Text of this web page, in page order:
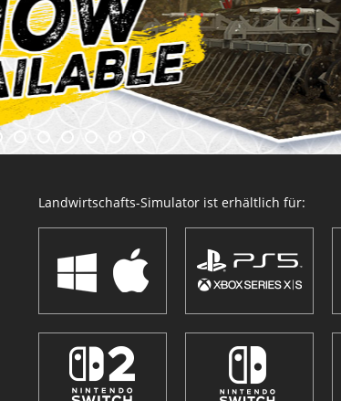
Landwirtschafts-Simulator ist erhältlich für: